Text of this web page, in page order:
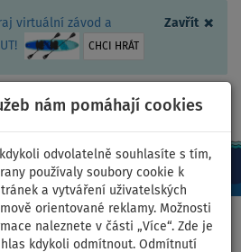
Zavřít ×
virtuální závod a
CHCI HRÁT
nám pomáhají cookies
odvolatelně souhlasíte s tím,
používaly soubory cookie k
a vytváření uživatelských
orientované reklamy. Možnosti
naleznete v části „Více“. Zde je
kdykoli odmítnout. Odmítnutí
Kč +420 467 409 090 0ks